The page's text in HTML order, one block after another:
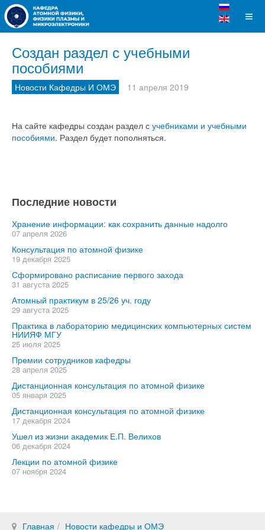
Создан раздел с учебными
пособиями
Новости Кафедры И ОМЭ 11 апреля 2019
На сайте кафедры создан раздел с учебниками и учебными
пособиями. Раздел будет пополняться.
Последние новости
Хранение информации: как сохранить данные надолго
07 апреля 2026
Консультация по атомной физике
19 декабря 2025
Сформировано расписание первого захода
31 августа 2025
Атомный практикум в 25/26 уч. году
29 августа 2025
Практика в лабораторию медицинских компьютерных систем
НИИЯФ МГУ
25 июля 2025
Премии сотрудников кафедры
28 апреля 2025
Дистанционная консультация по атомной физике
05 января 2025
Дистанционная консультация по атомной физике
17 декабря 2024
Ушел из жизни академик Е.П. Велихов
06 декабря 2024
Лекции по атомной физике
07 ноября 2024
Главная Новости кафедры и ОМЭ